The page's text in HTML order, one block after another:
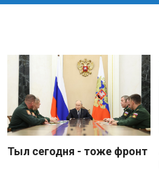
Тыл сегодня - тоже фронт